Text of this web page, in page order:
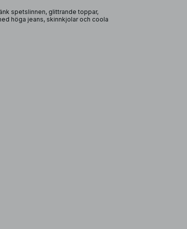
spetslinnen, glittrande toppar,
höga jeans, skinnkjolar och coola